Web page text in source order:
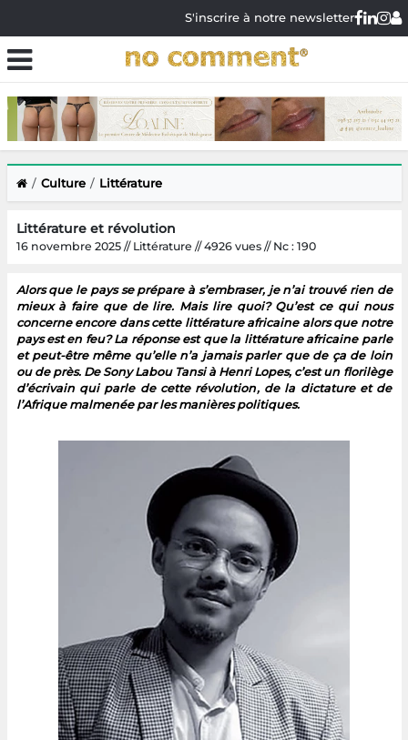
S'inscrire à notre newsletter
Culture Littérature
Littérature et révolution
16 novembre 2025 // Littérature // 4926 vues // Nc : 190
Alors que le pays se prépare à s’embraser, je n’ai trouvé rien de
mieux à faire que de lire. Mais lire quoi? Qu’est ce qui nous
concerne encore dans cette littérature africaine alors que notre
pays est en feu? La réponse est que la littérature africaine parle
et peut-être même qu’elle n’a jamais parler que de ça de loin
ou de près. De Sony Labou Tansi à Henri Lopes, c’est un florilège
d’écrivain qui parle de cette révolution, de la dictature et de
l’Afrique malmenée par les manières politiques.